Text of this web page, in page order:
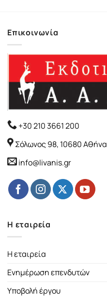
Επικοινωνία
+30 210 3661 200
Σόλωνος 98, 10680 Αθήνα
info@livanis.gr
Η εταιρεία
Η εταιρεία
Ενημέρωση επενδυτών
Υποβολή έργου